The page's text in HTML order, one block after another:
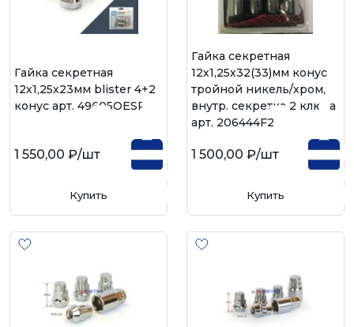
Гайка секретная
12х1,25х23мм blister 4+2
конус арт. 49605OESP
1 550,00 ₽/шт
Купить
Гайка секретная
12х1,25х32(33)мм конус
тройной никель/хром,
внутр. секретка 2 ключа
арт. 206444F2
1 500,00 ₽/шт
Купить